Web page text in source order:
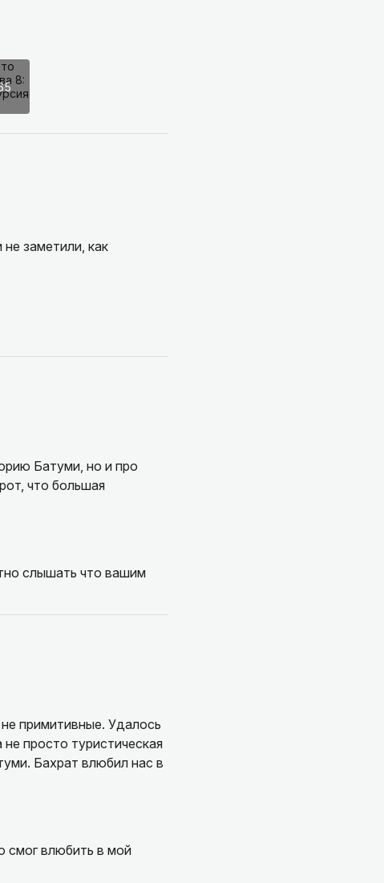
заметили, как
Батуми, но и про
что большая
слышать что вашим
примитивные. Удалось
просто туристическая
Бахрат влюбил нас в
смог влюбить в мой